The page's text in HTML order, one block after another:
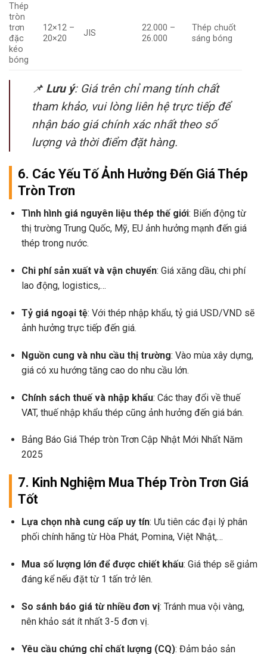
Thép
tròn
trơn
đặc
kéo
bóng
12×12 –
20×20
JIS
22.000 –
26.000
Thép chuốt
sáng bóng
📌 Lưu ý: Giá trên chỉ mang tính chất
tham khảo, vui lòng liên hệ trực tiếp để
nhận báo giá chính xác nhất theo số
lượng và thời điểm đặt hàng.
6. Các Yếu Tố Ảnh Hưởng Đến Giá Thép
Tròn Trơn
Tình hình giá nguyên liệu thép thế giới: Biến động từ
thị trường Trung Quốc, Mỹ, EU ảnh hưởng mạnh đến giá
thép trong nước.
Chi phí sản xuất và vận chuyển: Giá xăng dầu, chi phí
lao động, logistics,…
Tỷ giá ngoại tệ: Với thép nhập khẩu, tỷ giá USD/VND sẽ
ảnh hưởng trực tiếp đến giá.
Nguồn cung và nhu cầu thị trường: Vào mùa xây dựng,
giá có xu hướng tăng cao do nhu cầu lớn.
Chính sách thuế và nhập khẩu: Các thay đổi về thuế
VAT, thuế nhập khẩu thép cũng ảnh hưởng đến giá bán.
Bảng Báo Giá Thép tròn Trơn Cập Nhật Mới Nhất Năm
2025
7. Kinh Nghiệm Mua Thép Tròn Trơn Giá
Tốt
Lựa chọn nhà cung cấp uy tín: Ưu tiên các đại lý phân
phối chính hãng từ Hòa Phát, Pomina, Việt Nhật,…
Mua số lượng lớn để được chiết khấu: Giá thép sẽ giảm
đáng kể nếu đặt từ 1 tấn trở lên.
So sánh báo giá từ nhiều đơn vị: Tránh mua vội vàng,
nên khảo sát ít nhất 3-5 đơn vị.
Yêu cầu chứng chỉ chất lượng (CQ): Đảm bảo sản